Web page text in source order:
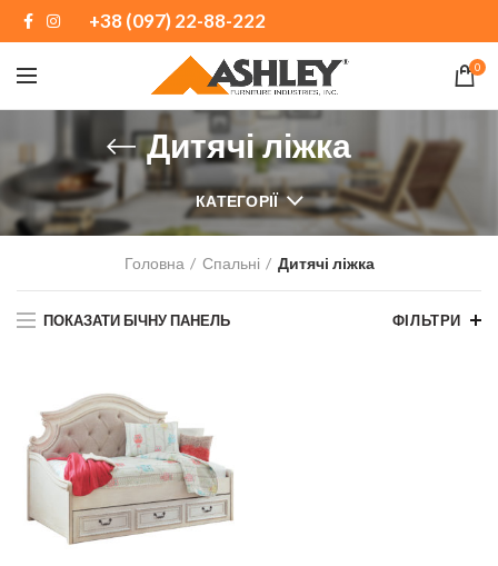
+38 (097) 22-88-222
0
Дитячі ліжка
КАТЕГОРІЇ
Головна Спальні Дитячі ліжка
ПОКАЗАТИ БІЧНУ ПАНЕЛЬ ФІЛЬТРИ